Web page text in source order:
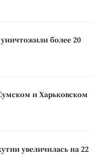
более 20
и Харьковском
увеличилась на 22